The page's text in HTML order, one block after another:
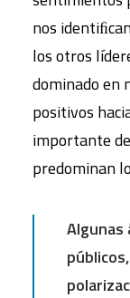
nos
los otros
dominado en
positivos
importante
predominan
Algunas